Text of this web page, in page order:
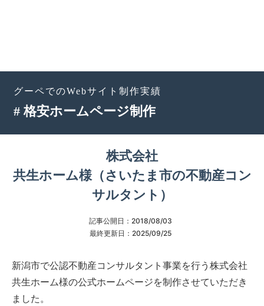
グーペでのWebサイト制作実績
# 格安ホームページ制作
株式会社
共生ホーム様（さいたま市の不動産コン
サルタント）
記事公開日： 2018/08/03
最終更新日： 2025/09/25
新潟市で公認不動産コンサルタント事業を行う株式会社
共生ホーム様の公式ホームページを制作させていただき
ました。